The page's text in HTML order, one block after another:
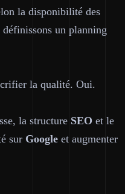
la disponibilité des
un planning
la qualité. Oui.
la structure SEO et le
sur Google et augmenter